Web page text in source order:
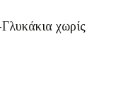
χωρίς